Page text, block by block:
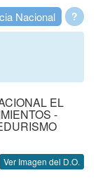
?
Nacional
EL
-
Ver Imagen del D.O.